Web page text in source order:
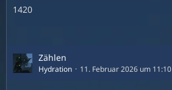
1420
Zählen
Hydration 11. Februar 2026 um 11:10